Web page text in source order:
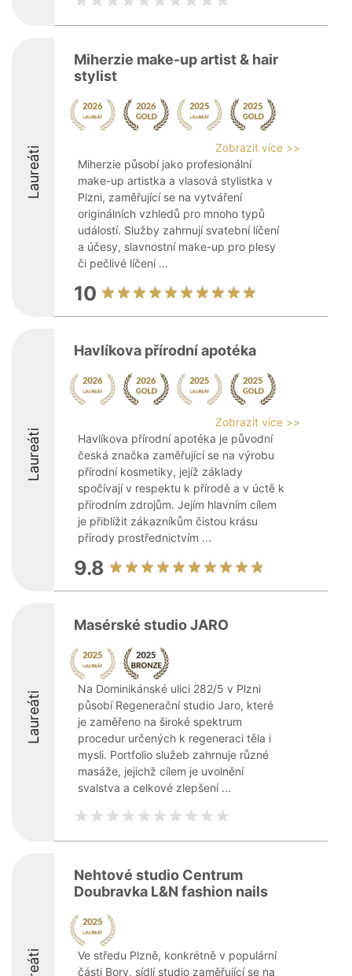
Laureáti
Miherzie make-up artist & hair
stylist
Zobrazit více >>
Miherzie působí jako profesionální
make-up artistka a vlasová stylistka v
Plzni, zaměřující se na vytváření
originálních vzhledů pro mnoho typů
událostí. Služby zahrnují svatební líčení
a účesy, slavnostní make-up pro plesy
či pečlivé líčení ...
10
Laureáti
Havlíkova přírodní apotéka
Zobrazit více >>
Havlíkova přírodní apotéka je původní
česká značka zaměřující se na výrobu
přírodní kosmetiky, jejíž základy
spočívají v respektu k přírodě a v úctě k
přírodním zdrojům. Jejím hlavním cílem
je přiblížit zákazníkům čistou krásu
přírody prostřednictvím ...
9.8
Laureáti
Masérské studio JARO
Na Dominikánské ulici 282/5 v Plzni
působí Regenerační studio Jaro, které
je zaměřeno na široké spektrum
procedur určených k regeneraci těla i
mysli. Portfolio služeb zahrnuje různé
masáže, jejichž cílem je uvolnění
svalstva a celkové zlepšení ...
Nehtové studio Centrum
Doubravka L&N fashion nails
Ve středu Plzně, konkrétně v populární
části Bory, sídlí studio zaměřující se na